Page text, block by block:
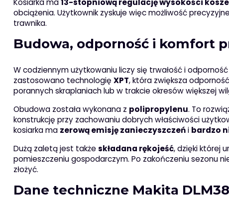
Kosiarka ma13-stopniową regulację wysokości
obciążenia. Użytkownik zyskuje więc możliwość
trawnika.
Budowa, odporność i komfort
W codziennym użytkowaniu liczy się trwałość i
zastosowano technologię XPT, która zwiększa
porannych skraplaniach lub w trakcie okresów większej
Obudowa została wykonana z polipropylenu. To
konstrukcję przy zachowaniu dobrych właściwości
kosiarka ma zerową emisję zanieczyszczeńi bardzo
Dużą zaletą jest takżeskładana rękojeść, dzięki której
pomieszczeniu gospodarczym. Po zakończeniu sezonu
złożyć.
Dane techniczne Makita